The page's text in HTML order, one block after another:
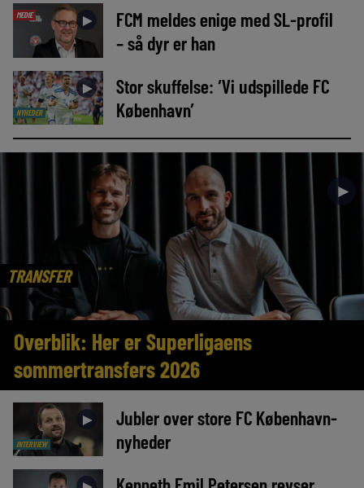
MEDIE ►
FCM meldes enige med SL-profil
– så dyr er han
NYHEDER
►
Stor skuffelse: ‘Vi udspillede FC
København’
TRANSFER
►
Overblik: Her er Superligaens
sommertransfers 2026
INTERVIEW
►
Jubler over store FC København-
nyheder